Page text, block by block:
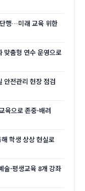
행…미래 교육 위한
맞춤형 연수 운영으로
안전관리 현장 점검
육으로 존중·배려
학생 상상 현실로
술·평생교육 8개 강좌